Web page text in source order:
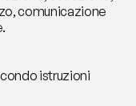
comunicazione
istruzioni